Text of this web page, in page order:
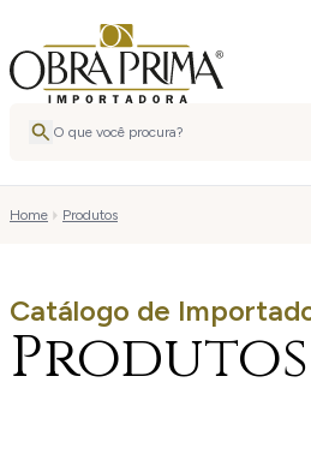
Home Produtos
Catálogo de
Produtos